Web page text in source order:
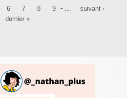
6 7 8 9
suivant ›
dernier »